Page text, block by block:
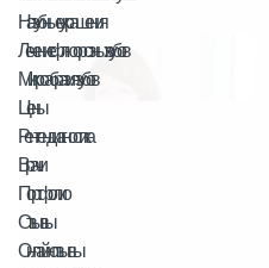
Назубные украшения
Лечение флюорозных зубов
Микроабразия зубов
Цены
Рентген-диагностика
Врачи
Портфолио
Отзывы
Он-лайн отзывы